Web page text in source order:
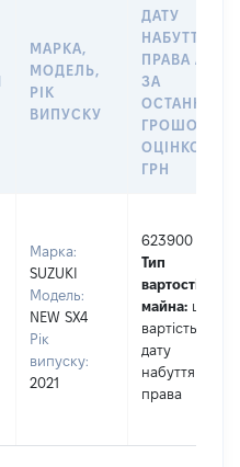
МАРКА,
МОДЕЛЬ,
РІК
ВИПУСКУ
ДАТУ
НАБУТТЯ
ПРАВА АБО
ЗА
ГРОШОВОЮ
ОЦІНКОЮ,
ГРН
Марка:
SUZUKI
Модель:
NEW SX4
Рік
випуску:
2021
623900
Тип
вартості
майна: це
вартість на
дату
набуття
права